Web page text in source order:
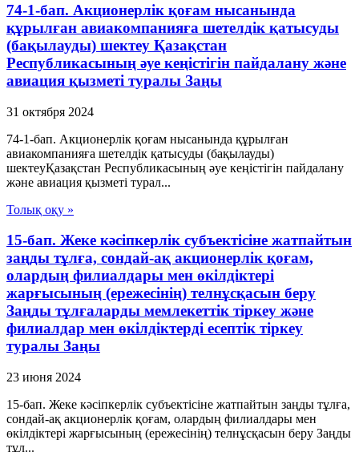
74-1-бап. Акционерлік қоғам нысанында
құрылған авиакомпанияға шетелдік қатысуды
(бақылауды) шектеу Қазақстан
Республикасының әуе кеңістігін пайдалану және
авиация қызметі туралы Заңы
31 октября 2024
74-1-бап. Акционерлік қоғам нысанында құрылған
авиакомпанияға шетелдік қатысуды (бақылауды)
шектеуҚазақстан Республикасының әуе кеңістігін пайдалану
және авиация қызметі турал...
Толық оқу »
15-бап. Жеке кәсiпкерлiк субъектiсiне жатпайтын
заңды тұлға, сондай-ақ акционерлiк қоғам,
олардың филиалдары мен өкiлдiктерi
жарғысының (ережесiнiң) телнұсқасын беру
Заңды тұлғаларды мемлекеттік тіркеу және
филиалдар мен өкілдіктерді есептік тіркеу
туралы Заңы
23 июня 2024
15-бап. Жеке кәсiпкерлiк субъектiсiне жатпайтын заңды тұлға,
сондай-ақ акционерлiк қоғам, олардың филиалдары мен
өкiлдiктерi жарғысының (ережесiнiң) телнұсқасын беру Заңды
тұл...